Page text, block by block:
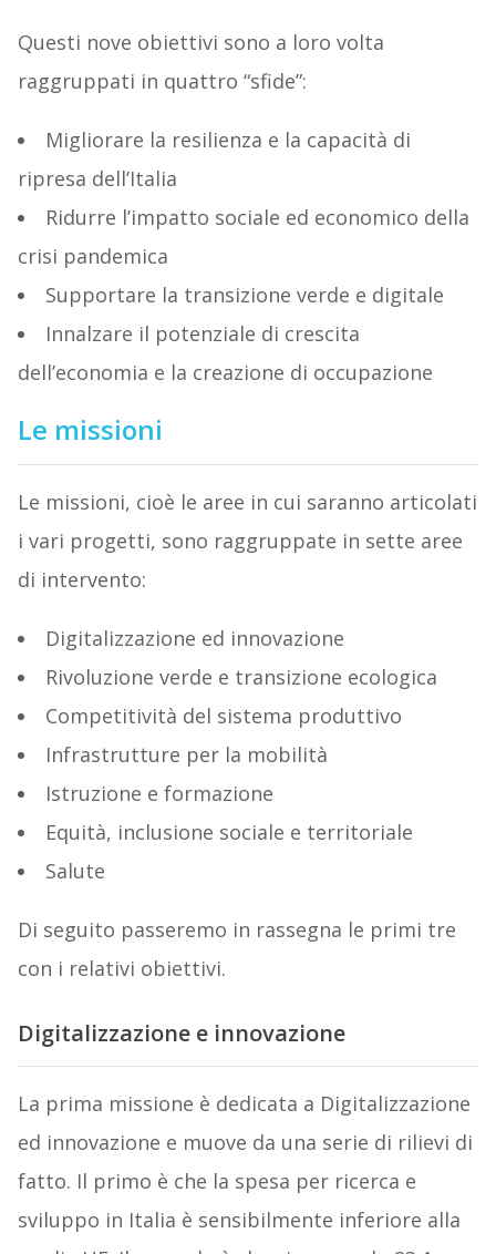
Questi nove obiettivi sono a loro volta
raggruppati in quattro “sfide”:
Migliorare la resilienza e la capacità di
ripresa dell’Italia
Ridurre l’impatto sociale ed economico della
crisi pandemica
Supportare la transizione verde e digitale
Innalzare il potenziale di crescita
dell’economia e la creazione di occupazione
Le missioni
Le missioni, cioè le aree in cui saranno articolati
i vari progetti, sono raggruppate in sette aree
di intervento:
Digitalizzazione ed innovazione
Rivoluzione verde e transizione ecologica
Competitività del sistema produttivo
Infrastrutture per la mobilità
Istruzione e formazione
Equità, inclusione sociale e territoriale
Salute
Di seguito passeremo in rassegna le primi tre
con i relativi obiettivi.
Digitalizzazione e innovazione
La prima missione è dedicata a Digitalizzazione
ed innovazione e muove da una serie di rilievi di
fatto. Il primo è che la spesa per ricerca e
sviluppo in Italia è sensibilmente inferiore alla